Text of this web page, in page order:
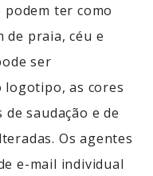
ter como
de praia, céu e
ser
as cores
de saudação e de
Os agentes
e-mail individual